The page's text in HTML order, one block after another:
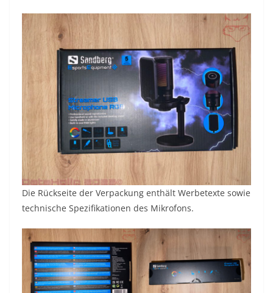
Die Rückseite der Verpackung enthält Werbetexte sowie
technische Spezifikationen des Mikrofons.